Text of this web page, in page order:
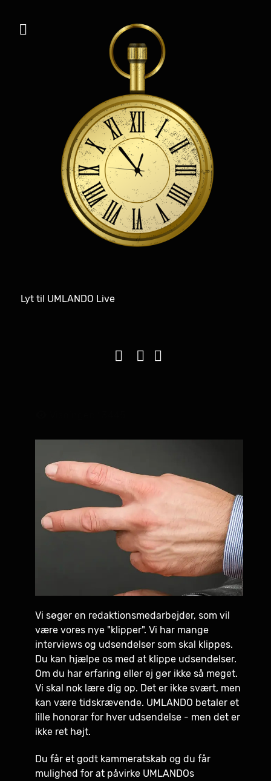
Lyt til UMLANDO Live
Vi søger en redaktionsmedarbejder, som vil
være vores nye "klipper". Vi har mange
interviews og udsendelser som skal klippes.
Du kan hjælpe os med at klippe udsendelser.
Om du har erfaring eller ej gør ikke så meget.
Vi skal nok lære dig op. Det er ikke svært, men
kan være tidskrævende. UMLANDO betaler et
lille honorar for hver udsendelse - men det er
ikke ret højt.
Du får et godt kammeratskab og du får
mulighed for at påvirke UMLANDOs